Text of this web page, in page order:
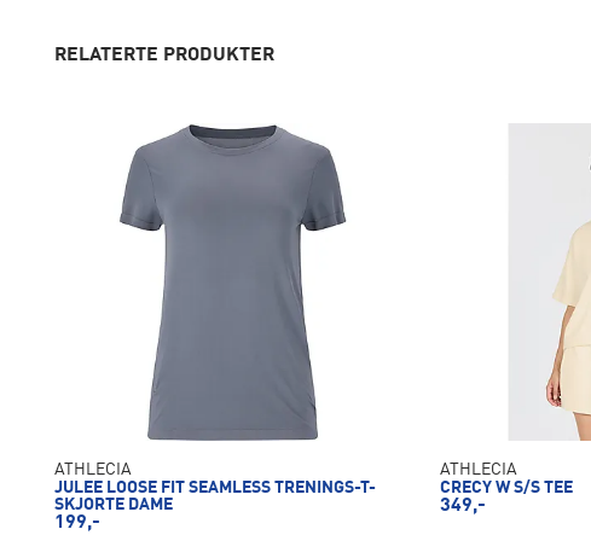
RELATERTE PRODUKTER
ATHLECIA
JULEE LOOSE FIT SEAMLESS TRENINGS-T-
SKJORTE DAME
199,-
ATHLECIA
CRECY W S/S TEE
349,-